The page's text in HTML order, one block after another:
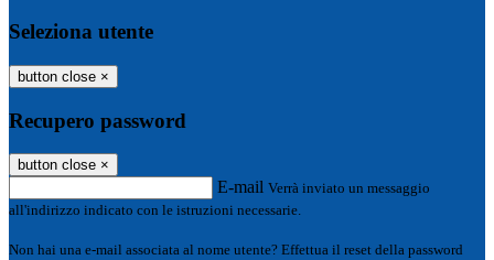
Seleziona utente
button close ×
Recupero password
button close ×
E-mail Verrà inviato un messaggio
all'indirizzo indicato con le istruzioni necessarie.
Non hai una e-mail associata al nome utente? Effettua il reset della password